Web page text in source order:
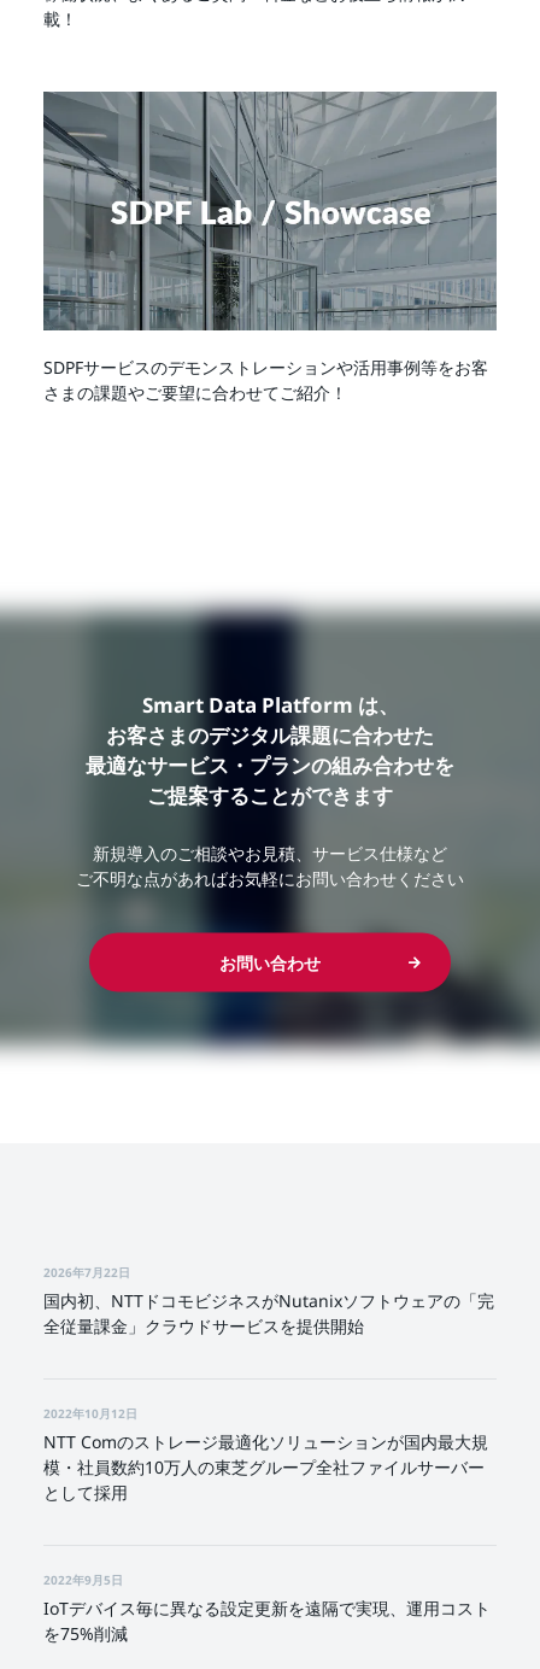
載！
SDPFサービスのデモンストレーションや活用事例等をお客
さまの課題やご要望に合わせてご紹介！
Smart Data Platform は、
お客さまのデジタル課題に合わせた
最適なサービス・プランの組み合わせを
ご提案することができます
新規導入のご相談やお見積、サービス仕様など
ご不明な点があればお気軽にお問い合わせください
お問い合わせ
2026年7月22日
国内初、NTTドコモビジネスがNutanixソフトウェアの「完
全従量課金」クラウドサービスを提供開始
2022年10月12日
NTT Comのストレージ最適化ソリューションが国内最大規
模・社員数約10万人の東芝グループ全社ファイルサーバー
として採用
2022年9月5日
IoTデバイス毎に異なる設定更新を遠隔で実現、運用コスト
を75%削減